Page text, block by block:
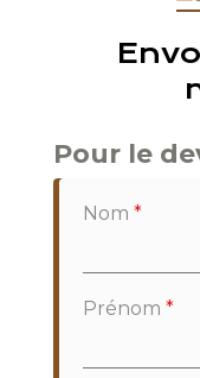
Pour le
Nom *
Prénom *